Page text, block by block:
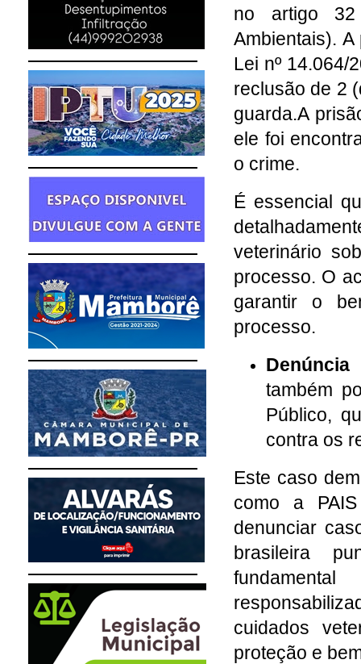
no artigo
Ambientais).
Lei nº 14.064/
reclusão de 2
guarda.A
ele foi
o crime.
É essencial
veterinário
processo. O
garantir o
processo.
também
Público,
contra os
Este caso
como a
denunciar
brasileira
cuidados
proteção e